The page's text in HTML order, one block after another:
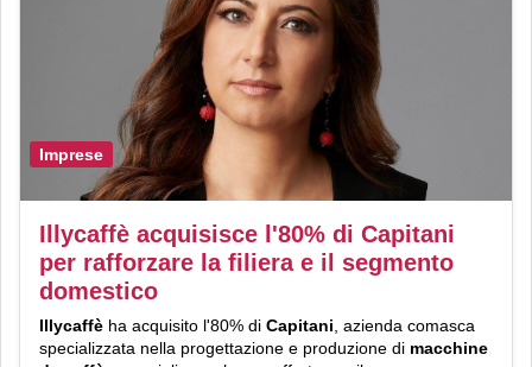
Imprese
Illycaffè acquisisce l'80% di Capitani
per rafforzare la filiera e il segmento
domestico
Illycaffè ha acquisito l'80% di Capitani, azienda comasca
specializzata nella progettazione e produzione di macchine